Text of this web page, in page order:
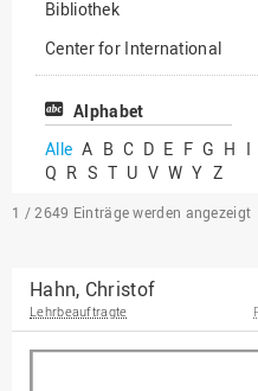
Bibliothek
Center for International
Mobility
Center for International
Chancengerechtigkeit
eLearning Competence
EU-Büro
Fakultät
Agrarwissenschaften und
Alphabet
Alle A B C D E F G H I
Q R S T U V W Y Z
1 / 2649 Einträge werden angezeigt
Hahn, Christof
Lehrbeauftragte